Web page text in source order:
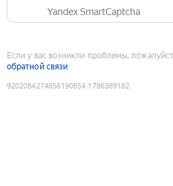
Yandex SmartCaptcha
Если у вас возникли проблемы,
обратной связи
9202084274856190854:1786389182